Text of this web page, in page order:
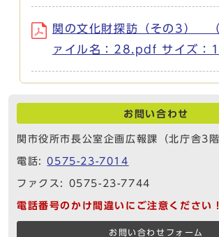
関の文化財探訪（その3）
ァイル名：28.pdf サイズ：
お問い合わせ
関市役所市長公室企画広報課（北庁舎3階
電話:0575-23-7014
ファクス: 0575-23-7744
電話番号のかけ間違いにご注意ください！
お問い合わせフォーム